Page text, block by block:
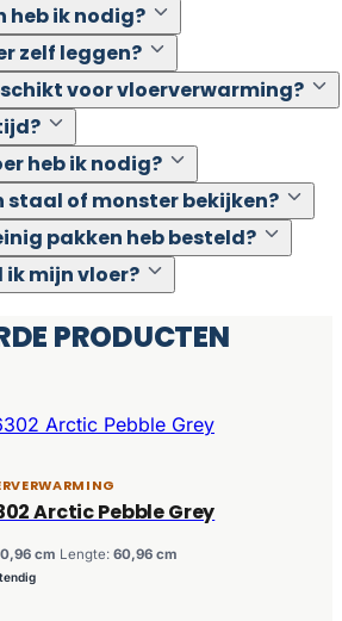
heb ik nodig?
zelf leggen?
voor vloerverwarming?
heb ik nodig?
staal of monster bekijken?
pakken heb besteld?
ik mijn vloer?
PRODUCTEN
Arctic Pebble Grey
cm Lengte: 60,96 cm